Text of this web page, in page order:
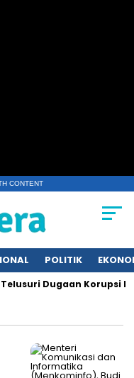
CONTENT
POLITIK
Telusuri Dugaan Korupsi